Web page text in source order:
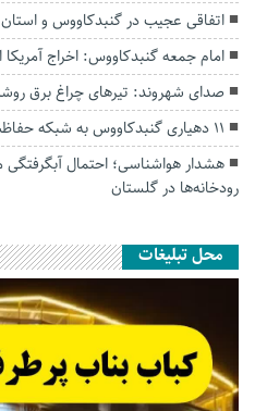
اتفاقی عجیب در‌ گنبدکاووس و
امام جمعه گنبدکاووس: اخراج
صدای شهروند: تیرهای چراغ برق
۱۱ دهیاری گنبدکاووس به شبکه حفاظت مردمی منابع طبیعی پیوستند
هشدار هواشناسی؛ احتمال آبگرفتگی
رودخانه‌ها در گلستان
محل تبلیغات